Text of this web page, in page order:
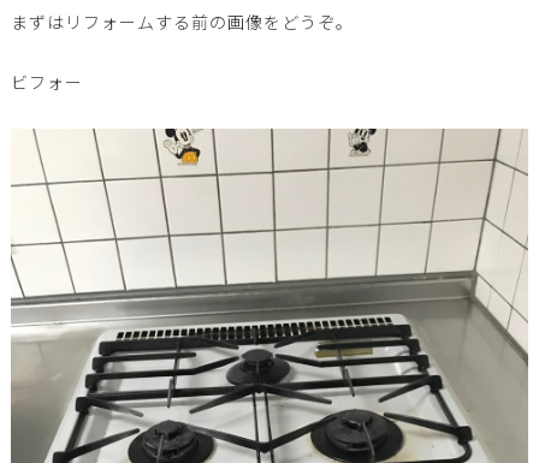
まずはリフォームする前の画像をどうぞ。
ビフォー